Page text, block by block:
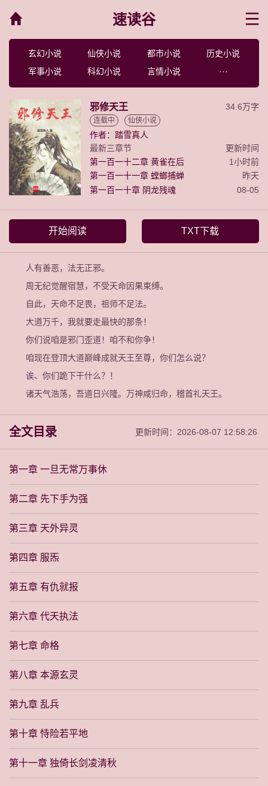
速读谷
玄幻小说 仙侠小说 都市小说
历史小说
军事小说
科幻小说 言情小说 ···
34.6万字
邪修天王
连载中 仙侠小说
作者：踏雪真人
更新时间
最新三章节
1小时前
第一百一十二章 黄雀在后
昨天
第一百一十一章 螳螂捕蝉
08-05
第一百一十章 阴龙残魂
开始阅读 TXT下载
人有善恶，法无正邪。
周无纪觉醒宿慧，不受天命因果束缚。
自此，天命不足畏，祖师不足法。
大道万千，我就要走最快的那条！
你们说咱是邪门歪道！咱不和你争！
咱现在登顶大道巅峰成就天王至尊，你们怎么说？
诶、你们跪下干什么？！
诸天气浩荡，吾道日兴隆。万神咸归命，稽首礼天王。
更新时间：2026-08-07 12:58:26
全文目录
第一章 一旦无常万事休
第二章 先下手为强
第三章 天外异灵
第四章 服炁
第五章 有仇就报
第六章 代天执法
第七章 命格
第八章 本源玄灵
第九章 乱兵
第十章 恃险若平地
第十一章 独倚长剑凌清秋